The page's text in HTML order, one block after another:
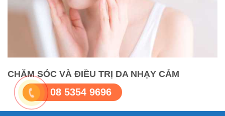
CHĂM SÓC VÀ ĐIỀU TRỊ DA NHẠY CẢM
08 5354 9696